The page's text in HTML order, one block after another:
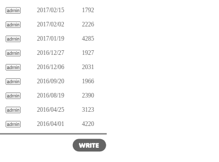
2017/02/15
1792
2017/02/02
2226
2017/01/19
4285
2016/12/27
1927
2016/12/06
2031
2016/09/20
1966
2016/08/19
2390
2016/04/25
3123
2016/04/01 4220